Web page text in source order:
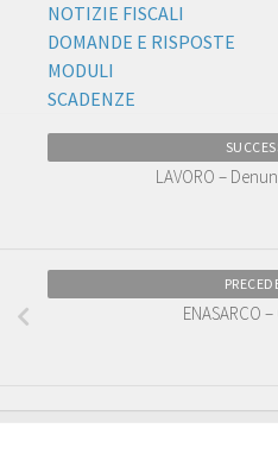
NOTIZIE FISCALI
DOMANDE E RISPOSTE
MODULI
SCADENZE
LAVORO –
ENASARCO